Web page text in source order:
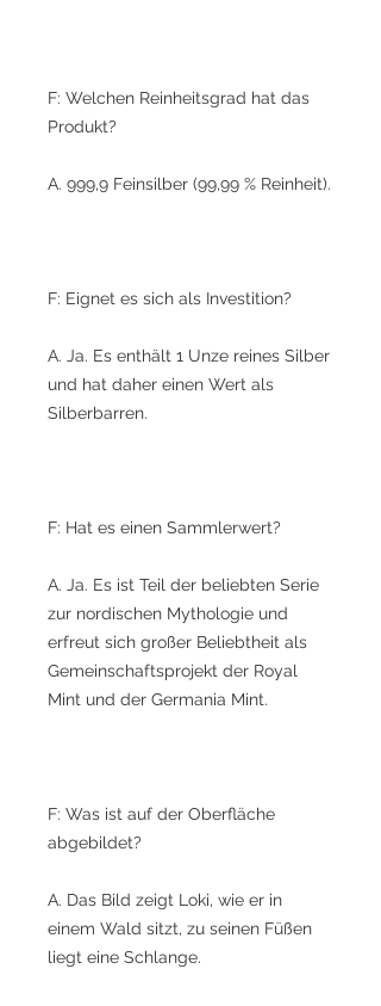
F: Welchen Reinheitsgrad hat das
Produkt?
A. 999,9 Feinsilber (99,99 % Reinheit).
F: Eignet es sich als Investition?
A. Ja. Es enthält 1 Unze reines Silber
und hat daher einen Wert als
Silberbarren.
F: Hat es einen Sammlerwert?
A. Ja. Es ist Teil der beliebten Serie
zur nordischen Mythologie und
erfreut sich großer Beliebtheit als
Gemeinschaftsprojekt der Royal
Mint und der Germania Mint.
F: Was ist auf der Oberfläche
abgebildet?
A. Das Bild zeigt Loki, wie er in
einem Wald sitzt, zu seinen Füßen
liegt eine Schlange.